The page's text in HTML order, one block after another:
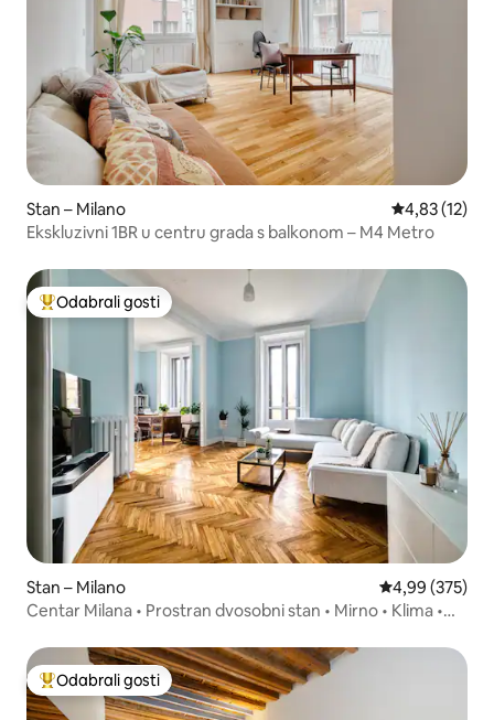
Stan – Milano Prosječna
4,83 (12)
Ekskluzivni 1BR u centru grada s balkonom – M4 Metro
Među najviše rangiranima s oznakom „Odabrali gosti”
Odabrali gosti
Stan – Milano Prosječna
4,99 (375)
Centar Milana • Prostran dvosobni stan • Mirno • Klima •
Među najviše rangiranima s oznakom „Odabrali gosti”
Odabrali gosti